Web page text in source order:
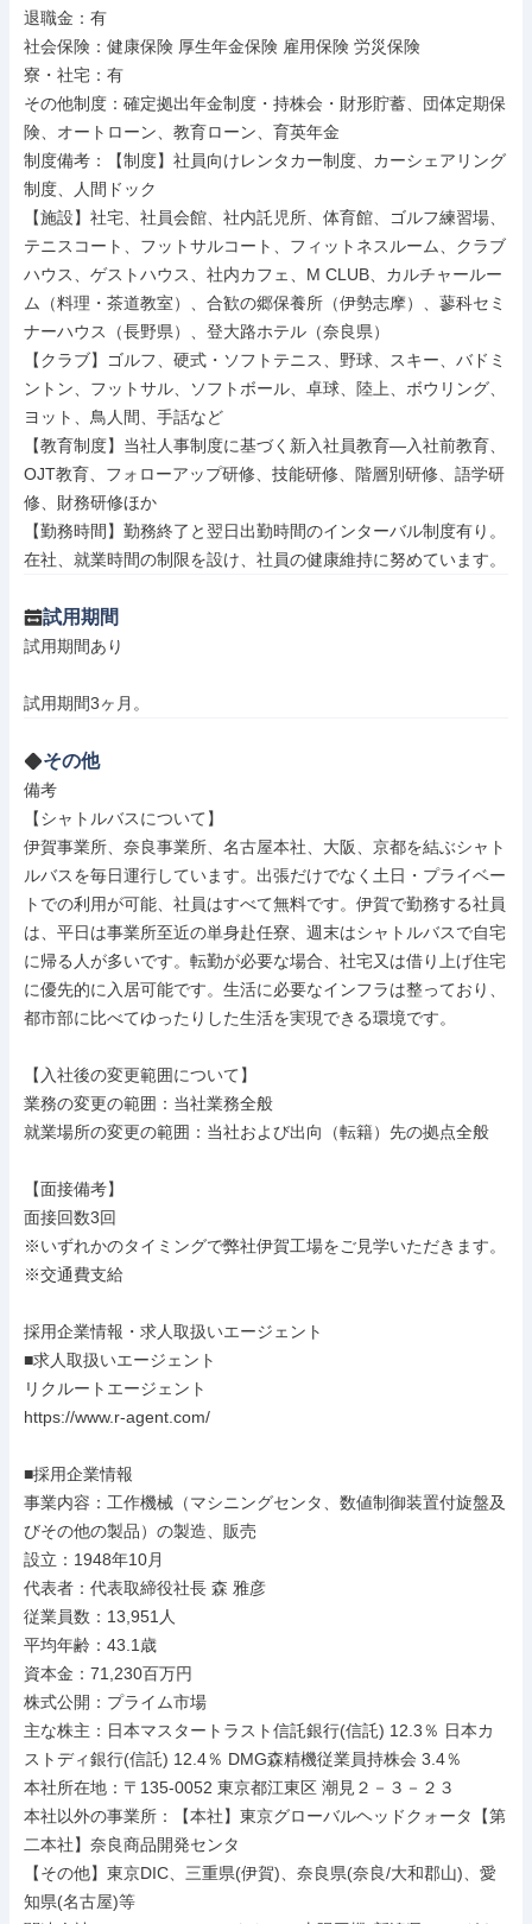
退職金：有
社会保険：健康保険 厚生年金保険 雇用保険 労災保険
寮・社宅：有
その他制度：確定拠出年金制度・持株会・財形貯蓄、団体定期保
険、オートローン、教育ローン、育英年金
制度備考：【制度】社員向けレンタカー制度、カーシェアリング
制度、人間ドック
【施設】社宅、社員会館、社内託児所、体育館、ゴルフ練習場、
テニスコート、フットサルコート、フィットネスルーム、クラブ
ハウス、ゲストハウス、社内カフェ、M CLUB、カルチャールー
ム（料理・茶道教室）、合歓の郷保養所（伊勢志摩）、蓼科セミ
ナーハウス（長野県）、登大路ホテル（奈良県）
【クラブ】ゴルフ、硬式・ソフトテニス、野球、スキー、バドミ
ントン、フットサル、ソフトボール、卓球、陸上、ボウリング、
ヨット、鳥人間、手話など
【教育制度】当社人事制度に基づく新入社員教育―入社前教育、
OJT教育、フォローアップ研修、技能研修、階層別研修、語学研
修、財務研修ほか
【勤務時間】勤務終了と翌日出勤時間のインターバル制度有り。
在社、就業時間の制限を設け、社員の健康維持に努めています。
試用期間
試用期間あり
試用期間3ヶ月。
その他
備考
【シャトルバスについて】
伊賀事業所、奈良事業所、名古屋本社、大阪、京都を結ぶシャト
ルバスを毎日運行しています。出張だけでなく土日・プライベー
トでの利用が可能、社員はすべて無料です。伊賀で勤務する社員
は、平日は事業所至近の単身赴任寮、週末はシャトルバスで自宅
に帰る人が多いです。転勤が必要な場合、社宅又は借り上げ住宅
に優先的に入居可能です。生活に必要なインフラは整っており、
都市部に比べてゆったりした生活を実現できる環境です。
【入社後の変更範囲について】
業務の変更の範囲：当社業務全般
就業場所の変更の範囲：当社および出向（転籍）先の拠点全般
【面接備考】
面接回数3回
※いずれかのタイミングで弊社伊賀工場をご見学いただきます。
※交通費支給
採用企業情報・求人取扱いエージェント
■求人取扱いエージェント
リクルートエージェント
https://www.r-agent.com/
■採用企業情報
事業内容：工作機械（マシニングセンタ、数値制御装置付旋盤及
びその他の製品）の製造、販売
設立：1948年10月
代表者：代表取締役社長 森 雅彦
従業員数：13,951人
平均年齢：43.1歳
資本金：71,230百万円
株式公開：プライム市場
主な株主：日本マスタートラスト信託銀行(信託) 12.3％ 日本カ
ストディ銀行(信託) 12.4％ DMG森精機従業員持株会 3.4％
本社所在地：〒135-0052 東京都江東区 潮見２－３－２３
本社以外の事業所：【本社】東京グローバルヘッドクォータ【第
二本社】奈良商品開発センタ
【その他】東京DIC、三重県(伊賀)、奈良県(奈良/大和郡山)、愛
知県(名古屋)等